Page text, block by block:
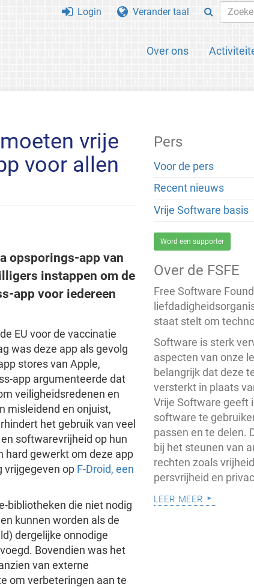
Over ons
Login Verander taal
vrije
voor allen
opsporings-app van
instappen om de
app voor iedereen
EU voor de vaccinatie
was deze app als gevolg
stores van Apple,
app argumenteerde dat
veiligheidsredenen en
misleidend en onjuist,
het gebruik van veel
softwarevrijheid op hun
hard gewerkt om deze app
vrijgegeven op F-Droid, een
bibliotheken die niet nodig
kunnen worden als de
dergelijke onnodige
Bovendien was het
van externe
om verbeteringen aan te
Pers
Voor de pers
Recent nieuws
Vrije Software basis
Word een supporter
Over de FSFE
Free Software
staat stelt om
Software is sterk
aspecten van onze
belangrijk dat deze
versterkt in plaats
Vrije Software geeft
software te
passen en te delen.
bij het steunen van
rechten zoals
persvrijheid en
leer meer